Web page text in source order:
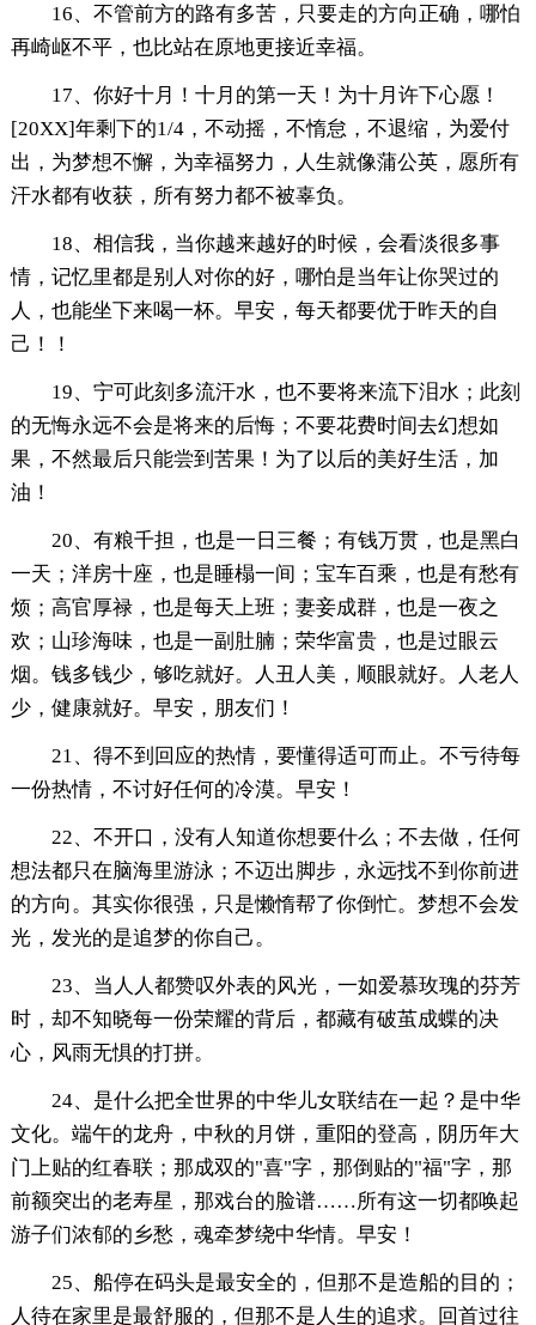
16、不管前方的路有多苦，只要走的方向正确，哪怕
再崎岖不平，也比站在原地更接近幸福。
17、你好十月！十月的第一天！为十月许下心愿！
[20XX]年剩下的1/4，不动摇，不惰怠，不退缩，为爱付
出，为梦想不懈，为幸福努力，人生就像蒲公英，愿所有
汗水都有收获，所有努力都不被辜负。
18、相信我，当你越来越好的时候，会看淡很多事
情，记忆里都是别人对你的好，哪怕是当年让你哭过的
人，也能坐下来喝一杯。早安，每天都要优于昨天的自
己！！
19、宁可此刻多流汗水，也不要将来流下泪水；此刻
的无悔永远不会是将来的后悔；不要花费时间去幻想如
果，不然最后只能尝到苦果！为了以后的美好生活，加
油！
20、有粮千担，也是一日三餐；有钱万贯，也是黑白
一天；洋房十座，也是睡榻一间；宝车百乘，也是有愁有
烦；高官厚禄，也是每天上班；妻妾成群，也是一夜之
欢；山珍海味，也是一副肚腩；荣华富贵，也是过眼云
烟。钱多钱少，够吃就好。人丑人美，顺眼就好。人老人
少，健康就好。早安，朋友们！
21、得不到回应的热情，要懂得适可而止。不亏待每
一份热情，不讨好任何的冷漠。早安！
22、不开口，没有人知道你想要什么；不去做，任何
想法都只在脑海里游泳；不迈出脚步，永远找不到你前进
的方向。其实你很强，只是懒惰帮了你倒忙。梦想不会发
光，发光的是追梦的你自己。
23、当人人都赞叹外表的风光，一如爱慕玫瑰的芬芳
时，却不知晓每一份荣耀的背后，都藏有破茧成蝶的决
心，风雨无惧的打拼。
24、是什么把全世界的中华儿女联结在一起？是中华
文化。端午的龙舟，中秋的月饼，重阳的登高，阴历年大
门上贴的红春联；那成双的"喜"字，那倒贴的"福"字，那
前额突出的老寿星，那戏台的脸谱……所有这一切都唤起
游子们浓郁的乡愁，魂牵梦绕中华情。早安！
25、船停在码头是最安全的，但那不是造船的目的；
人待在家里是最舒服的，但那不是人生的追求。回首过往